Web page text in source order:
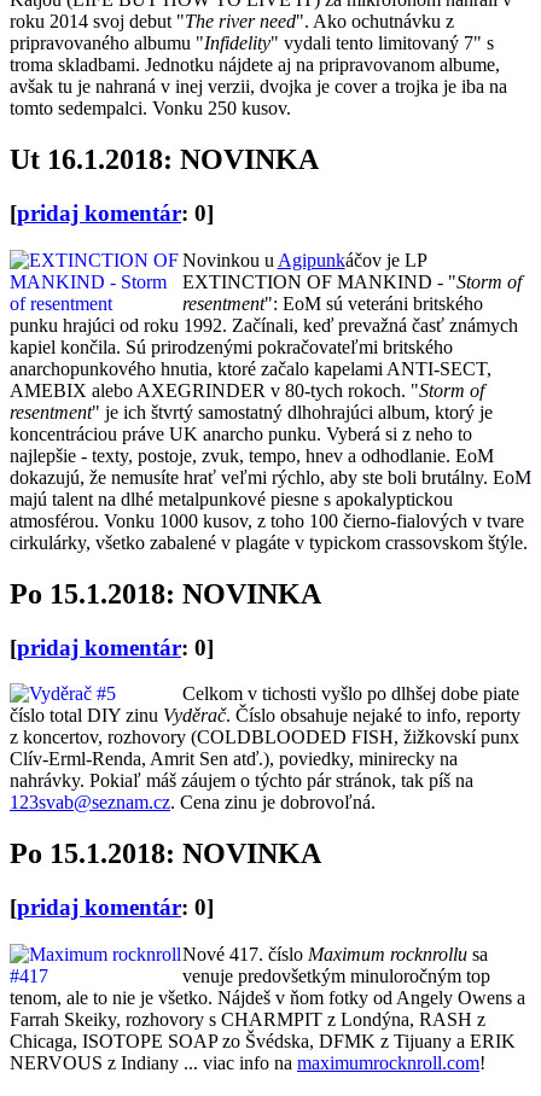
roku 2014 svoj debut "The river need". Ako ochutnávku z
pripravovaného albumu "Infidelity" vydali tento limitovaný 7" s
troma skladbami. Jednotku nájdete aj na pripravovanom albume,
avšak tu je nahraná v inej verzii, dvojka je cover a trojka je iba na
tomto sedempalci. Vonku 250 kusov.
Ut 16.1.2018: NOVINKA
[pridaj komentár: 0]
Novinkou u Agipunkáčov je LP
EXTINCTION OF MANKIND - "Storm of
resentment": EoM sú veteráni britského
punku hrajúci od roku 1992. Začínali, keď prevažná časť známych
kapiel končila. Sú prirodzenými pokračovateľmi britského
anarchopunkového hnutia, ktoré začalo kapelami ANTI-SECT,
AMEBIX alebo AXEGRINDER v 80-tych rokoch. "Storm of
resentment" je ich štvrtý samostatný dlhohrajúci album, ktorý je
koncentráciou práve UK anarcho punku. Vyberá si z neho to
najlepšie - texty, postoje, zvuk, tempo, hnev a odhodlanie. EoM
dokazujú, že nemusíte hrať veľmi rýchlo, aby ste boli brutálny. EoM
majú talent na dlhé metalpunkové piesne s apokalyptickou
atmosférou. Vonku 1000 kusov, z toho 100 čierno-fialových v tvare
cirkulárky, všetko zabalené v plagáte v typickom crassovskom štýle.
Po 15.1.2018: NOVINKA
[pridaj komentár: 0]
Celkom v tichosti vyšlo po dlhšej dobe piate
číslo total DIY zinu Vyděrač. Číslo obsahuje nejaké to info, reporty
z koncertov, rozhovory (COLDBLOODED FISH, žižkovskí punx
Clív-Erml-Renda, Amrit Sen atď.), poviedky, minirecky na
nahrávky. Pokiaľ máš záujem o týchto pár stránok, tak píš na
123svab@seznam.cz. Cena zinu je dobrovoľná.
Po 15.1.2018: NOVINKA
[pridaj komentár: 0]
Nové 417. číslo Maximum rocknrollusa
venuje predovšetkým minuloročným top
tenom, ale to nie je všetko. Nájdeš v ňom fotky od Angely Owens a
Farrah Skeiky, rozhovory s CHARMPIT z Londýna, RASH z
Chicaga, ISOTOPE SOAP zo Švédska, DFMK z Tijuany a ERIK
NERVOUS z Indiany ... viac info na maximumrocknroll.com!